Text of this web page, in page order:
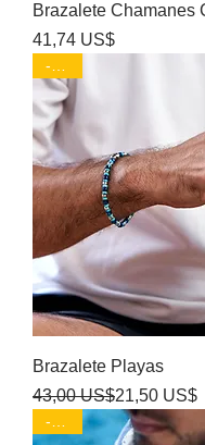
Brazalete Chamanes
Precio
41,74 US$
Brazalete Playas
Precio
43,00 US$
Precio de oferta21,50 US$